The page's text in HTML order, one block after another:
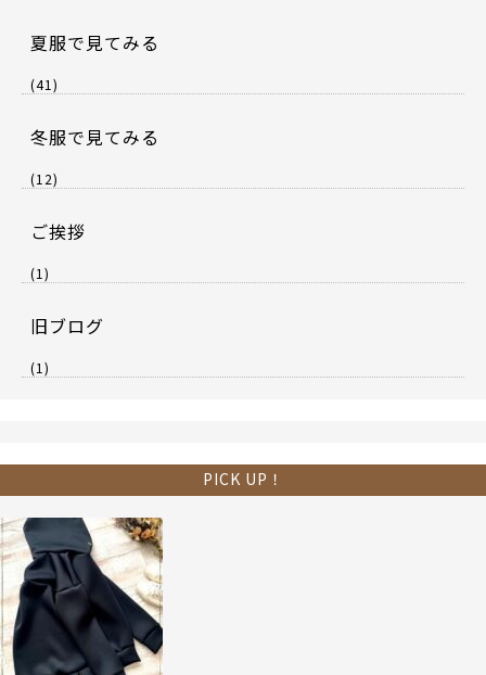
夏服で見てみる
(41)
冬服で見てみる
(12)
ご挨拶
(1)
旧ブログ
(1)
PICK UP！